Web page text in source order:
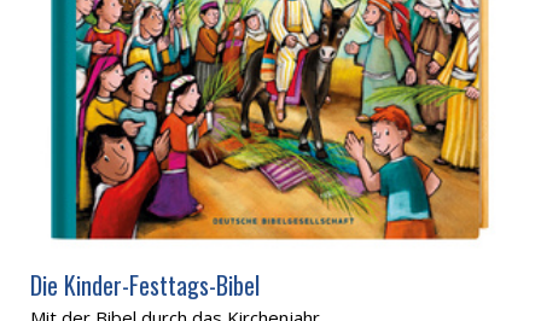
Die Kinder-Festtags-Bibel